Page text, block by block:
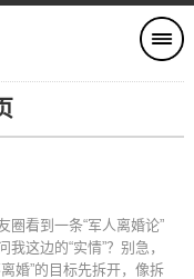
圈看到一条“军人离婚论”
我这边的“实情”？别急，
婚”的目标先拆开，像拆